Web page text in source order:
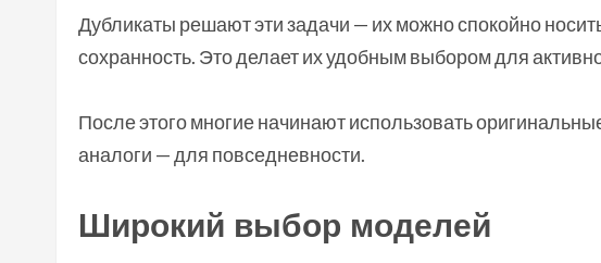
Дубликаты решают эти задачи — их можно спокойно
сохранность. Это делает их удобным выбором для
После этого многие начинают использовать
аналоги — для повседневности.
Широкий выбор моделей